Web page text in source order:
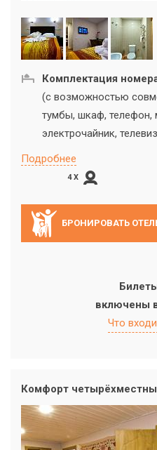
Комплектация
(с возможностью
тумбы, шкаф, телефон,
электрочайник,
Подробнее
4 X
БРОНИРОВАТЬ
включены
Что
Комфорт